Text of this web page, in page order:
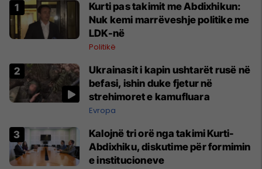
Kurti pas takimit me Abdixhikun:
Nuk kemi marrëveshje politike me
LDK-në
Politikë
Ukrainasit i kapin ushtarët rusë në
befasi, ishin duke fjetur në
strehimoret e kamufluara
Evropa
Kalojnë tri orë nga takimi Kurti-
Abdixhiku, diskutime për formimin
e institucioneve